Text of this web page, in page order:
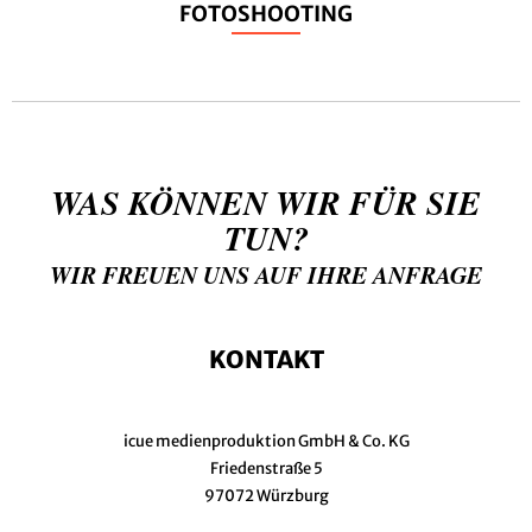
FOTOSHOOTING
WAS KÖNNEN WIR FÜR SIE
TUN?
WIR FREUEN UNS AUF IHRE ANFRAGE
KONTAKT
icue medienproduktion GmbH & Co. KG
Friedenstraße 5
97072 Würzburg